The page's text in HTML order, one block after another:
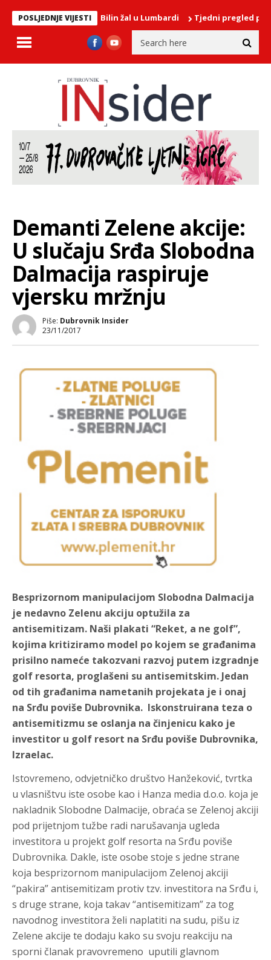
POSLJEDNJE VIJESTI
na plaži Bilin žal u Lumbardi Tjedni pregled poslova:
Demanti Zelene akcije:
U slučaju Srđa Slobodna
Dalmacija raspiruje
vjersku mržnju
Piše: Dubrovnik Insider
23/11/2017
Besprizornom manipulacijom Slobodna Dalmacija
je nedavno Zelenu akciju optužila za
antisemitizam. Naši plakati “Reket, a ne golf”,
kojima kritiziramo model po kojem se građanima
prisilno nameće takozvani razvoj putem izgradnje
golf resorta, proglašeni su antisemitskim. Jedan
od tih građanima nametanih projekata je i onaj
na Srđu poviše Dubrovnika. Iskonstruirana teza o
antisemitizmu se oslanja na činjenicu kako je
investitor u golf resort na Srđu poviše Dubrovnika,
Izraelac.
Istovremeno, odvjetničko društvo Hanžeković, tvrtka
u vlasništvu iste osobe kao i Hanza media d.o.o. koja je
nakladnik Slobodne Dalmacije, obraća se Zelenoj akciji
pod prijetnjom tužbe radi narušavanja ugleda
investitora u projekt golf resorta na Srđu poviše
Dubrovnika. Dakle, iste osobe stoje s jedne strane
koja besprizornom manipulacijom Zelenoj akciji
“pakira” antisemitizam protiv tzv. investitora na Srđu i,
s druge strane, koja takav “antisemitizam” za tog
navodnog investitora želi naplatiti na sudu, pišu iz
Zelene akcije te dodaju kako su svoju reakciju na
sporni članak pravovremeno uputili glavnom